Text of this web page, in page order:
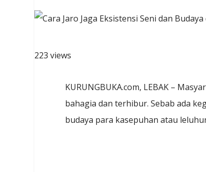
223 views
KURUNGBUKA.com, LEBAK –
bahagia dan terhibur. Sebab ada
budaya para kasepuhan atau